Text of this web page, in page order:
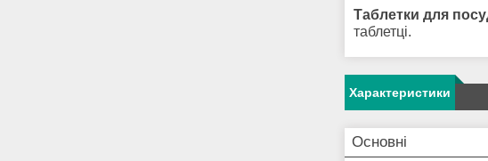
Таблетки для
таблетці.
Характеристики
Основні